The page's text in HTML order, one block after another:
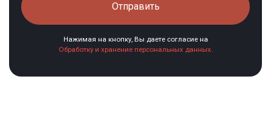
Отправить
Нажимая на кнопку, Вы даете согласие на
Обработку и хранение персональных данных.